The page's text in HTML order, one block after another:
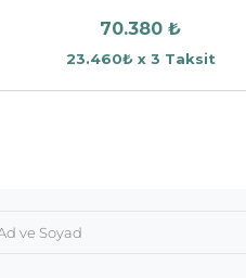
70.380 ₺
23.460₺ x 3 Taksit